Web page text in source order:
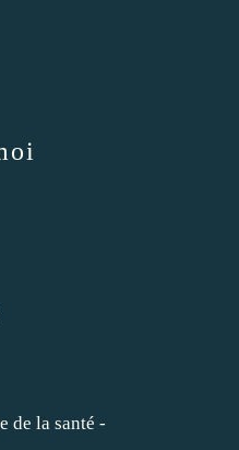
de la santé -